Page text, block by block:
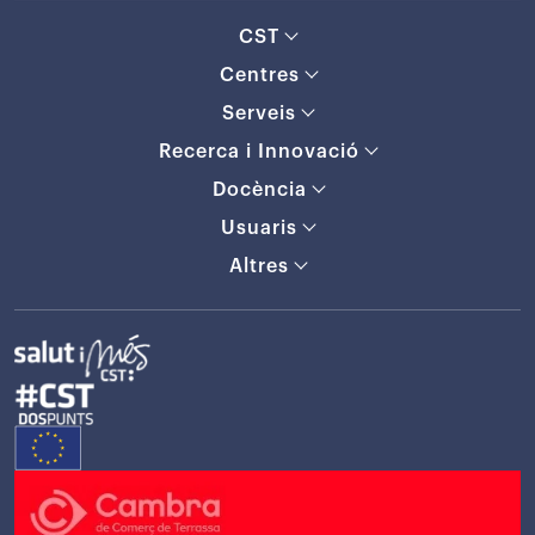
CST
Centres
Serveis
Recerca i Innovació
Docència
Usuaris
Altres